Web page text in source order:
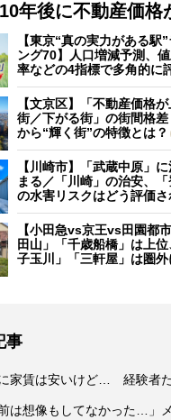
10年後に不動産価
【東京“真の実力がある駅
ング70】人口増減予測、値
率などの4指標で多角的に
【文京区】「不動産価格
街／下がる街」の街間格
から“輝く街”の特徴とは？
【川崎市】「武蔵中原」
まる／「川崎」の治安、「
の水害リスクはどう評価さ
【小田急vs京王vs田園都
田山」「千歳船橋」は上
子玉川」「三軒屋」は圏外
事
家賃は安いけど… 経験者
前は想像もしてなかった…」